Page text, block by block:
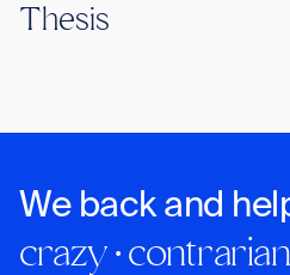
Thesis
We back and
crazy ·